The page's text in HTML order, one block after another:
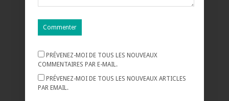
PRÉVENEZ-MOI DE TOUS LES NOUVEAUX
COMMENTAIRES PAR E-MAIL.
PRÉVENEZ-MOI DE TOUS LES NOUVEAUX ARTICLES
PAR EMAIL.